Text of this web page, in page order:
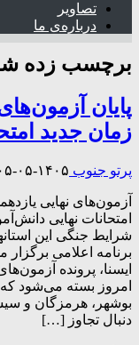
تصاویر
درباره‌ی ما
برچسب زده
پایان
زمان‌ جدید امتحانات
پرتو جنوب ۱۴۰۵-۰۵-۰۵
آزمون‌های نهایی
امتحانات نهایی
شرایط جنگی این
برنامه اعلامی
ایسنا، پرونده
امروز بسته می‌شود که
بوشهر، هرمزگان و
دنبال تجاوز […]